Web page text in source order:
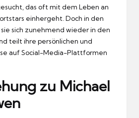
das oft mit dem Leben an
einhergeht. Doch in den
sich zunehmend wieder in den
teilt ihre persönlichen und
auf Social-Media-Plattformen
zu Michael